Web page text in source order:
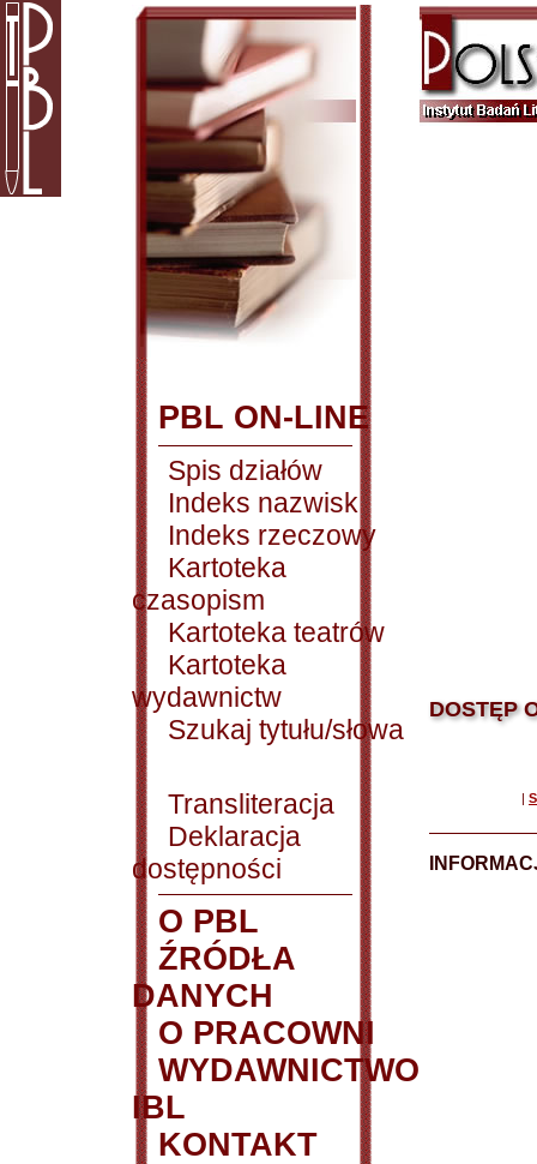
PBL ON-LINE
Spis działów
Indeks nazwisk
Indeks rzeczowy
Kartoteka
czasopism
Kartoteka teatrów
Kartoteka
wydawnictw
Szukaj tytułu/słowa
Transliteracja
Deklaracja
dostępności
O PBL
ŹRÓDŁA
DANYCH
O PRACOWNI
WYDAWNICTWO
IBL
KONTAKT
DOSTĘP
|